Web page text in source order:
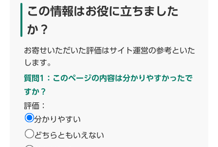
この情報はお役に立ちました
か？
お寄せいただいた評価はサイト運営の参考といた
します。
質問1：このページの内容は分かりやすかったで
すか？
評価：
分かりやすい
どちらともいえない